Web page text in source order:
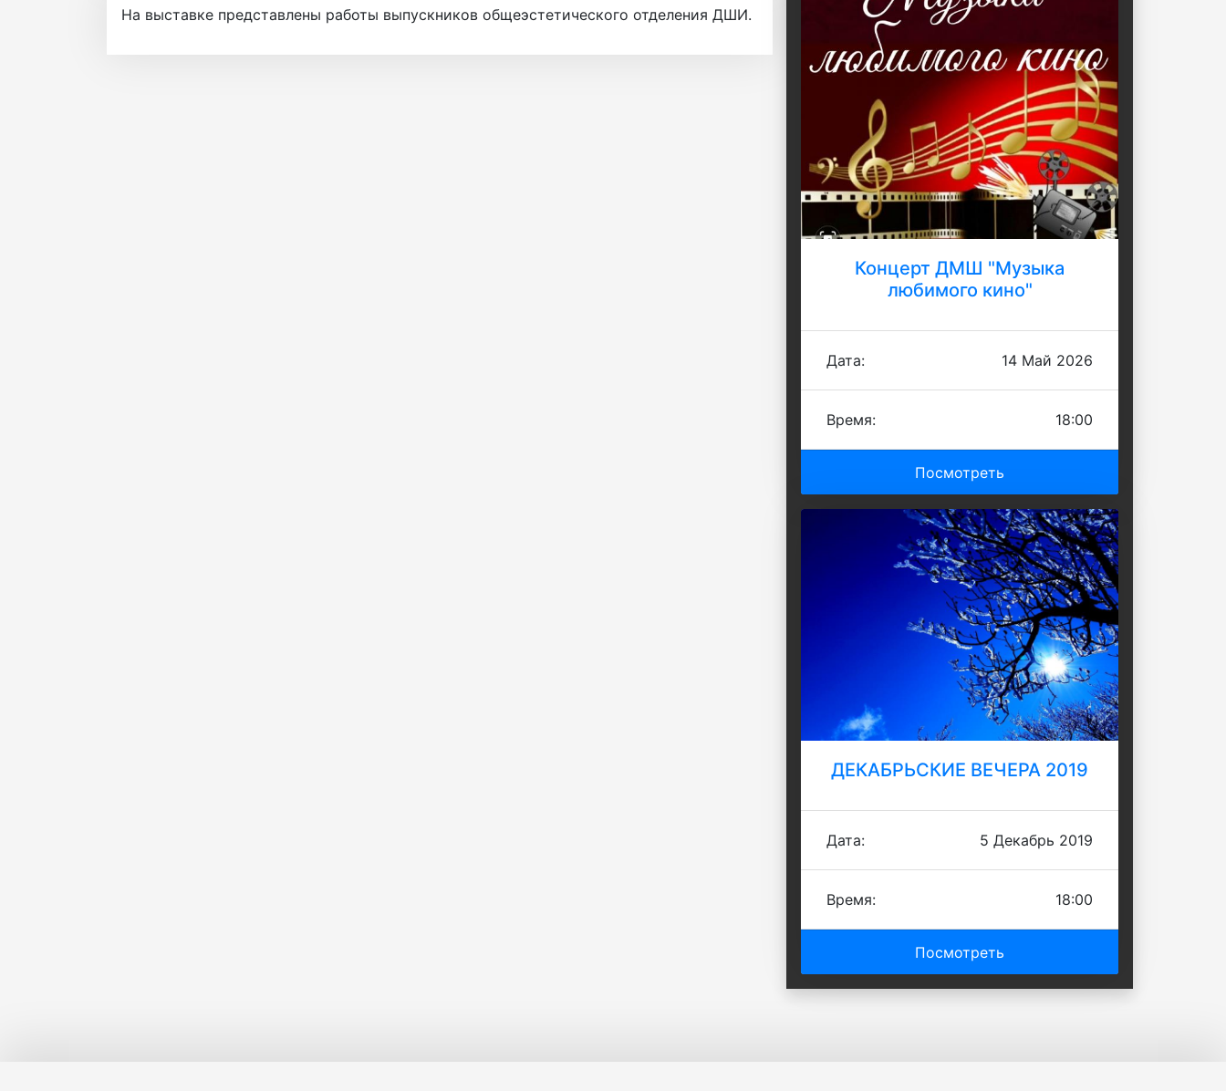
На выставке представлены работы выпускников общеэстетического отделения ДШИ.
Концерт ДМШ "Музыка
любимого кино"
Дата: 14 Май 2026
Время: 18:00
Посмотреть
ДЕКАБРЬСКИЕ ВЕЧЕРА 2019
Дата: 5 Декабрь 2019
Время: 18:00
Посмотреть